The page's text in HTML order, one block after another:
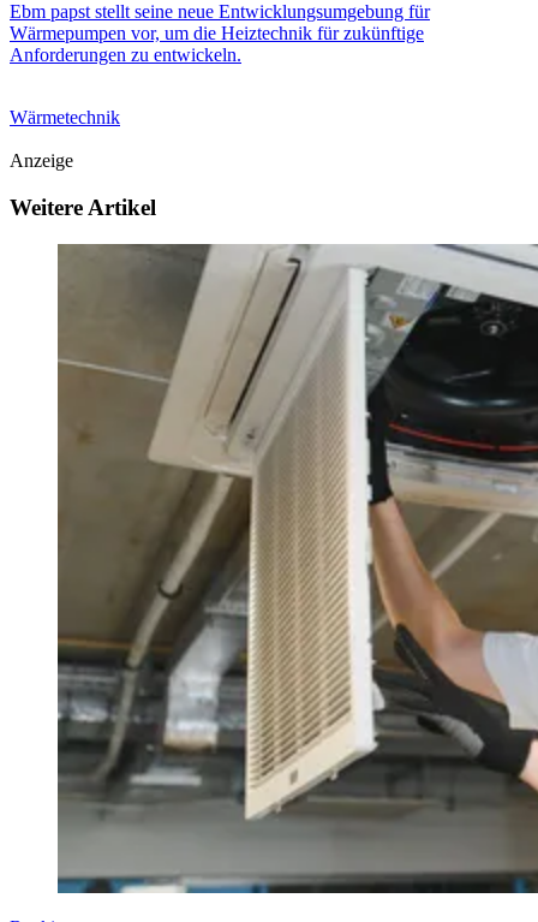
Ebm papst stellt seine neue Entwicklungsumgebung für
Wärmepumpen vor, um die Heiztechnik für zukünftige
Anforderungen zu entwickeln.
Wärmetechnik
Anzeige
Weitere Artikel